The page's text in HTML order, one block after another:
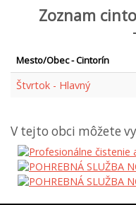
Zoznam
Mesto/Obec - Cintorín
Štvrtok - Hlavný
V tejto obci môžete